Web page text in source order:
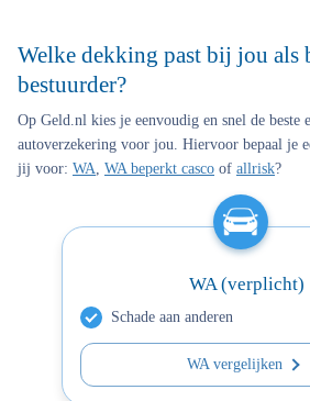
Welke dekking past bij jou als
bestuurder?
Op Geld.nl kies je eenvoudig en snel de beste
autoverzekering voor jou. Hiervoor bepaal je
jij voor: WA, WA beperkt casco of allrisk?
WA (verplicht)
Schade aan anderen
WA vergelijken